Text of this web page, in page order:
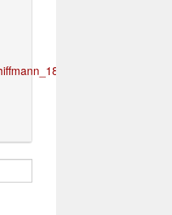
manifest.json